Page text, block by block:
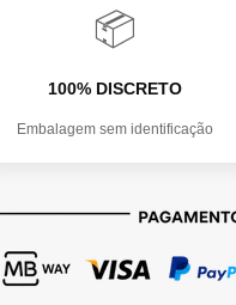
📦
100% DISCRETO
Embalagem sem identificação